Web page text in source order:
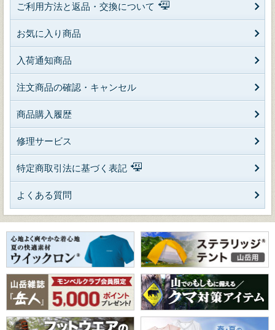
ご利用方法と返品・交換について
お気に入り商品
入荷通知商品
注文商品の確認・キャンセル
商品購入履歴
修理サービス
特定商取引法に基づく表記
よくある質問